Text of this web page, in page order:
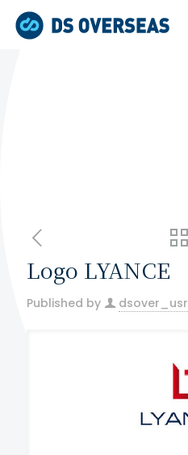
Logo LYANCE
Published by dsover_usr